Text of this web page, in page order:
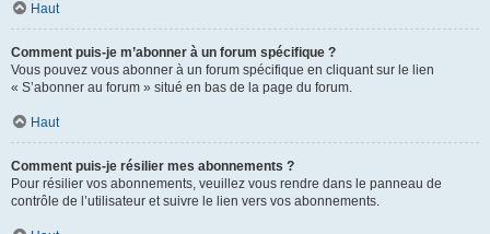
Haut
Comment puis-je m’abonner à un forum spécifique ?
Vous pouvez vous abonner à un forum spécifique en cliquant sur le lien
« S’abonner au forum » situé en bas de la page du forum.
Haut
Comment puis-je résilier mes abonnements ?
Pour résilier vos abonnements, veuillez vous rendre dans le panneau de
contrôle de l’utilisateur et suivre le lien vers vos abonnements.